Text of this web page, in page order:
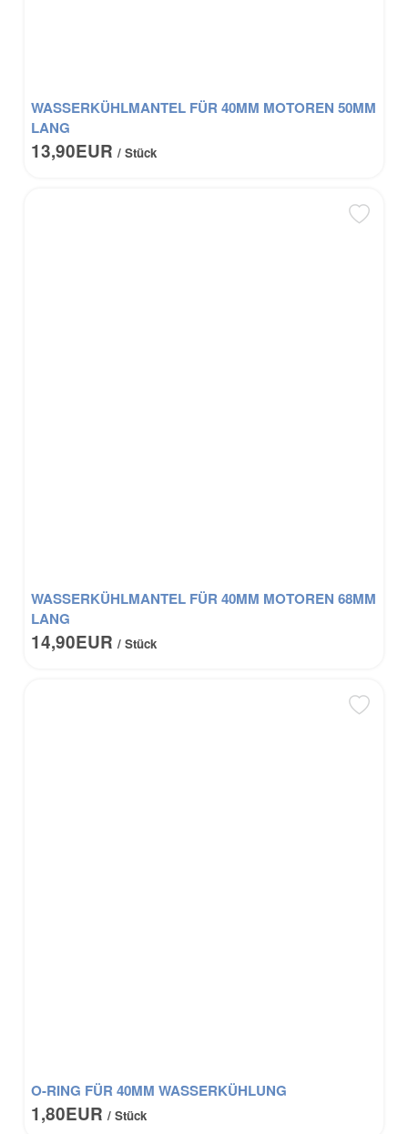
WASSERKÜHLMANTEL FÜR 40MM MOTOREN 50MM
LANG
13,90EUR/ Stück
WASSERKÜHLMANTEL FÜR 40MM MOTOREN 68MM
LANG
14,90EUR/ Stück
O-RING FÜR 40MM WASSERKÜHLUNG
1,80EUR/ Stück